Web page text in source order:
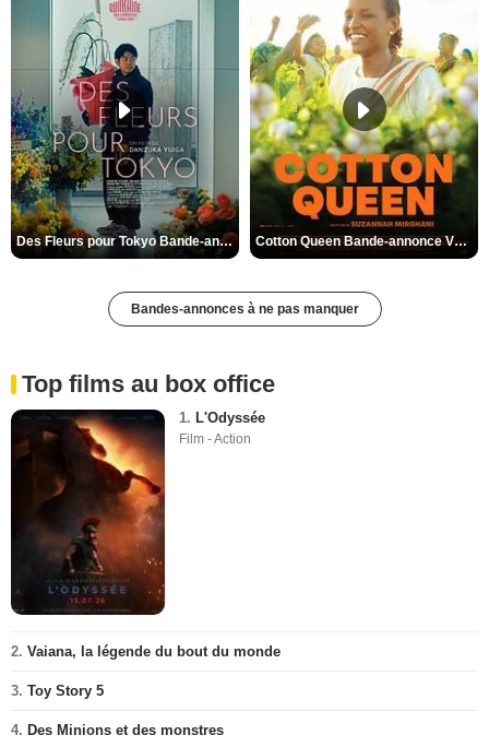
Des Fleurs pour Tokyo Bande-annonce VO STFR Cotton Queen Bande-annonce VO STFR
Bandes-annonces à ne pas manquer
Top films au box office
1. L'Odyssée
Film - Action
2. Vaiana, la légende du bout du monde
3. Toy Story 5
4. Des Minions et des monstres